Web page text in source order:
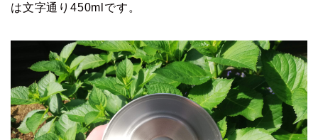
は文字通り450mlです。